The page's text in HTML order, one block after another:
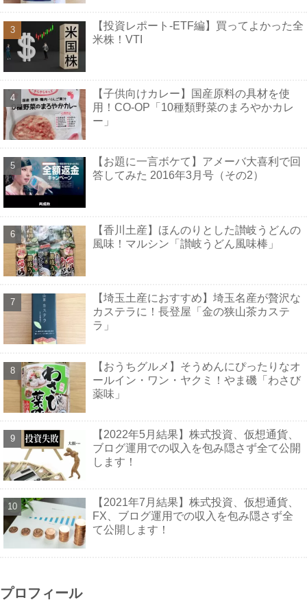
【投資レポート-ETF編】買ってよかった全
米株！VTI
【子供向けカレー】国産原料の具材を使
用！CO-OP「10種類野菜のまろやかカレ
ー」
【お題に一言ボケて】アメーバ大喜利で回
答してみた 2016年3月号（その2）
【香川土産】ほんのりとした讃岐うどんの
風味！マルシン「讃岐うどん風味棒」
【埼玉土産におすすめ】埼玉名産が贅沢な
カステラに！長登屋「金の狭山茶カステ
ラ」
【おうちグルメ】そうめんにぴったりなオ
ールイン・ワン・ヤクミ！やま磯「わさび
薬味」
【2022年5月結果】株式投資、仮想通貨、
ブログ運用での収入を包み隠さず全て公開
します！
【2021年7月結果】株式投資、仮想通貨、
FX、ブログ運用での収入を包み隠さず全
て公開します！
プロフィール